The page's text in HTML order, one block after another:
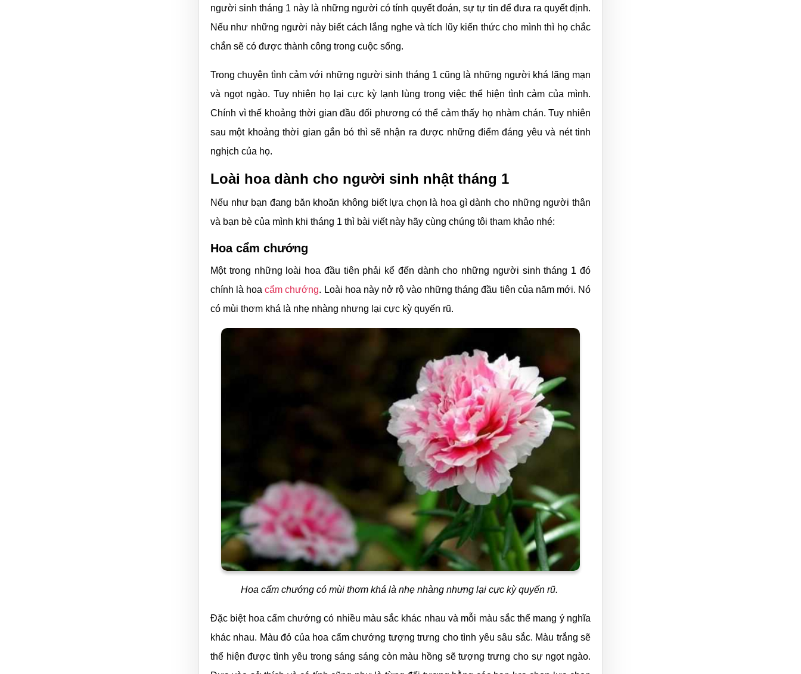
người sinh tháng 1 này là những người có tính quyết đoán, sự tự tin để đưa ra quyết định.
Nếu như những người này biết cách lắng nghe và tích lũy kiến thức cho mình thì họ chắc
chắn sẽ có được thành công trong cuộc sống.
Trong chuyện tình cảm với những người sinh tháng 1 cũng là những người khá lãng mạn
và ngọt ngào. Tuy nhiên họ lại cực kỳ lạnh lùng trong việc thể hiện tình cảm của mình.
Chính vì thế khoảng thời gian đầu đối phương có thể cảm thấy họ nhàm chán. Tuy nhiên
sau một khoảng thời gian gắn bó thì sẽ nhận ra được những điểm đáng yêu và nét tinh
nghịch của họ.
Loài hoa dành cho người sinh nhật tháng 1
Nếu như bạn đang băn khoăn không biết lựa chọn là hoa gì dành cho những người thân
và bạn bè của mình khi tháng 1 thì bài viết này hãy cùng chúng tôi tham khảo nhé:
Hoa cẩm chướng
Một trong những loài hoa đầu tiên phải kể đến dành cho những người sinh tháng 1 đó
chính là hoacẩm chướng. Loài hoa này nở rộ vào những tháng đầu tiên của năm mới. Nó
có mùi thơm khá là nhẹ nhàng nhưng lại cực kỳ quyến rũ.
Hoa cẩm chướng có mùi thơm khá là nhẹ nhàng nhưng lại cực kỳ quyến rũ.
Đặc biệt hoa cẩm chướng có nhiều màu sắc khác nhau và mỗi màu sắc thể mang ý nghĩa
khác nhau. Màu đỏ của hoa cẩm chướng tượng trưng cho tình yêu sâu sắc. Màu trắng sẽ
thể hiện được tình yêu trong sáng sáng còn màu hồng sẽ tượng trưng cho sự ngọt ngào.